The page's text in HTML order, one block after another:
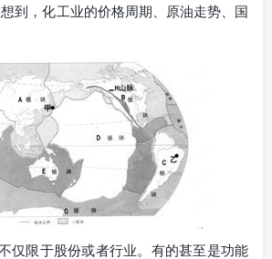
到，化工业的价格周期、原油走势、国
仅限于股份或者行业。有的甚至是功能